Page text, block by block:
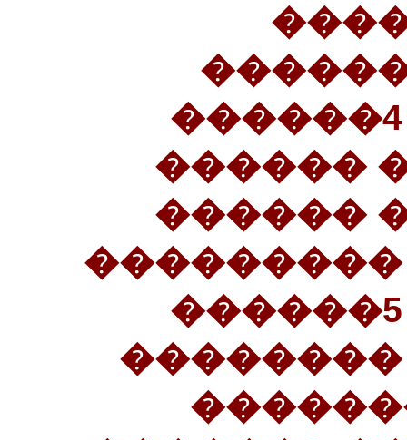
�������������. 4������
������
�����
�������������. 5������
������